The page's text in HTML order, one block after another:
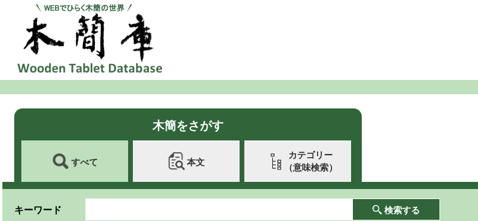
木簡をさがす
すべて 本文
カテゴリー
（意味検索）
キーワード 検索する